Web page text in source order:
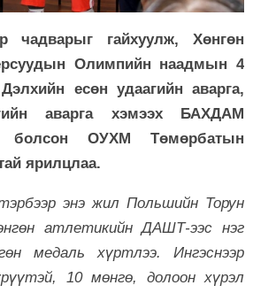
чадварыг гайхуулж, Хөнгөн
Олимпийн наадмын 4
есөн удаагийн аварга,
аварга хэмээх БАХДАМ
болсон ОУХМ Төмөрбатын
ярилцлаа.
энэ жил Польшийн Торун
атлетикийн ДАШТ-ээс нэг
медаль хүртлээ. Ингэснээр
10 мөнгө, долоон хүрэл